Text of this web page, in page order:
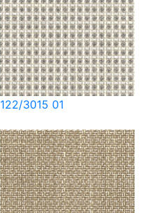
122/3015 01